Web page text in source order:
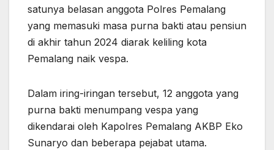
satunya belasan anggota Polres Pemalang
yang memasuki masa purna bakti atau pensiun
di akhir tahun 2024 diarak keliling kota
Pemalang naik vespa.
Dalam iring-iringan tersebut, 12 anggota yang
purna bakti menumpang vespa yang
dikendarai oleh Kapolres Pemalang AKBP Eko
Sunaryo dan beberapa pejabat utama.